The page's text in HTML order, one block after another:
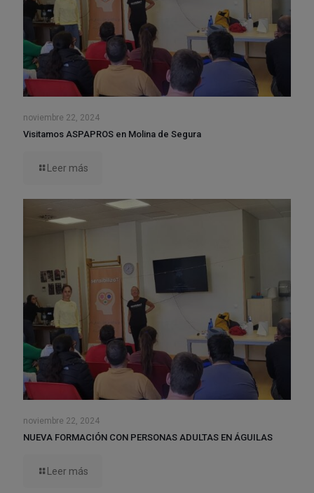
noviembre 22, 2024
Visitamos ASPAPROS en Molina de Segura
Leer más
noviembre 22, 2024
NUEVA FORMACIÓN CON PERSONAS ADULTAS EN ÁGUILAS
Leer más